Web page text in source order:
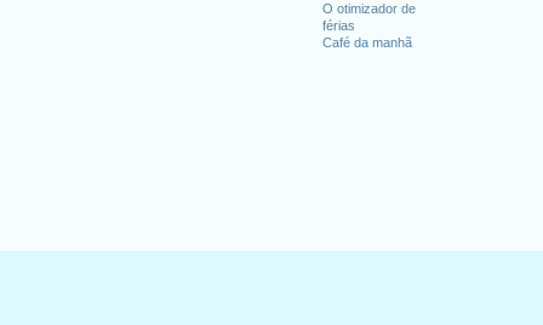
O otimizador de
férias
Café da manhã